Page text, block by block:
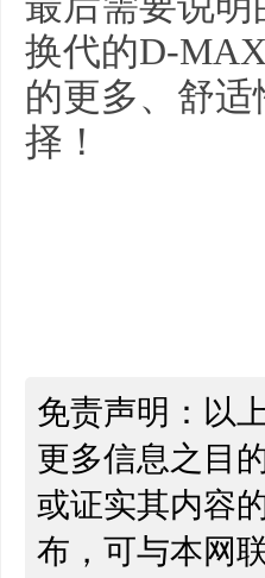
换代的D-
的更多、舒
择！
免责声明：以
更多信息之目
或证实其内容
布，可与本网